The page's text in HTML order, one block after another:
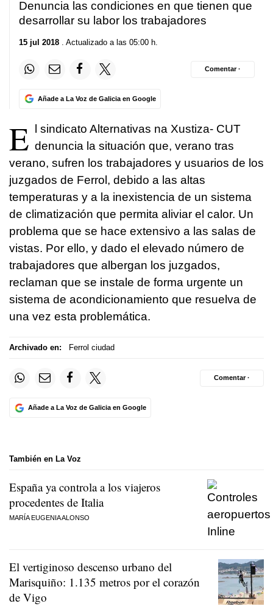
Denuncia las condiciones en que tienen que
desarrollar su labor los trabajadores
15 jul 2018 . Actualizado a las 05:00 h.
Añade a La Voz de Galicia en Google
Comentar ·
E l sindicato Alternativas na Xustiza- CUT
denuncia la situación que, verano tras
verano, sufren los trabajadores y usuarios de los
juzgados de Ferrol, debido a las altas
temperaturas y a la inexistencia de un sistema
de climatización que permita aliviar el calor. Un
problema que se hace extensivo a las salas de
vistas. Por ello, y dado el elevado número de
trabajadores que albergan los juzgados,
reclaman que se instale de forma urgente un
sistema de acondicionamiento que resuelva de
una vez esta problemática.
Archivado en: Ferrol ciudad
Añade a La Voz de Galicia en Google
Comentar ·
También en La Voz
España ya controla a los viajeros
procedentes de Italia
MARÍA EUGENIA ALONSO
El vertiginoso descenso urbano del
Marisquiño: 1.135 metros por el corazón
de Vigo